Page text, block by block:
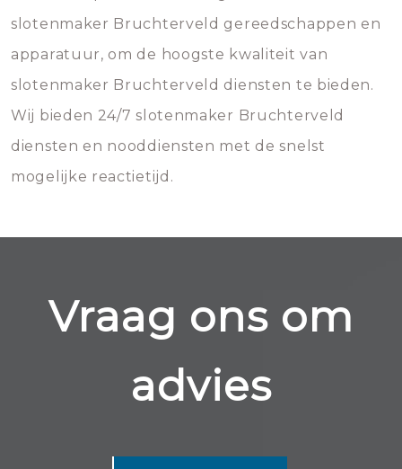
slotenmaker Bruchterveld gereedschappen en
apparatuur, om de hoogste kwaliteit van
slotenmaker Bruchterveld diensten te bieden.
Wij bieden 24/7 slotenmaker Bruchterveld
diensten en nooddiensten met de snelst
mogelijke reactietijd.
Vraag ons om
advies